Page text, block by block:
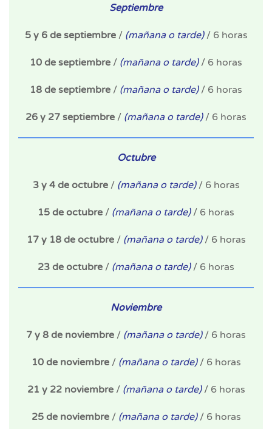
Septiembre
5 y 6 de septiembre/ (mañana o tarde)/ 6 horas
10 de septiembre / (mañana o tarde)/ 6 horas
18 de septiembre / (mañana o tarde)/ 6 horas
26 y 27 septiembre / (mañana o tarde)/ 6 horas
Octubre
3 y 4 de octubre/ (mañana o tarde) / 6 horas
15 de octubre / (mañana o tarde) / 6 horas
17 y 18 de octubre/ (mañana o tarde) / 6 horas
23 de octubre / (mañana o tarde) / 6 horas
Noviembre
7 y 8 de noviembre / (mañana o tarde) / 6 horas
10 de noviembre/ (mañana o tarde) / 6 horas
21 y 22 noviembre/ (mañana o tarde) / 6 horas
25 de noviembre/ (mañana o tarde) / 6 horas